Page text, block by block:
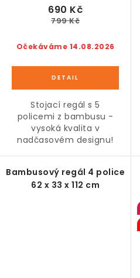
Očekáváme 14.08.2026
690 Kč
799 Kč
Stojací regál s 5
policemi z bambusu -
vysoká kvalita v
nadčasovém designu!
Bambusový regál 4 police
62 x 33 x 112 cm